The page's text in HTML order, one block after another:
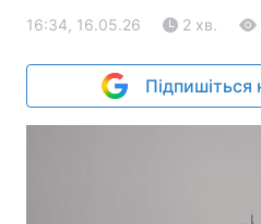
16:34, 16.05.26 2 хв.
Підпишіться